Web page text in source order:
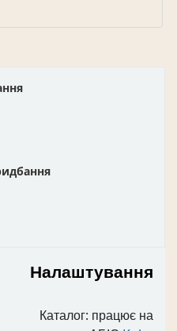
Налаштування
Каталог: працює на